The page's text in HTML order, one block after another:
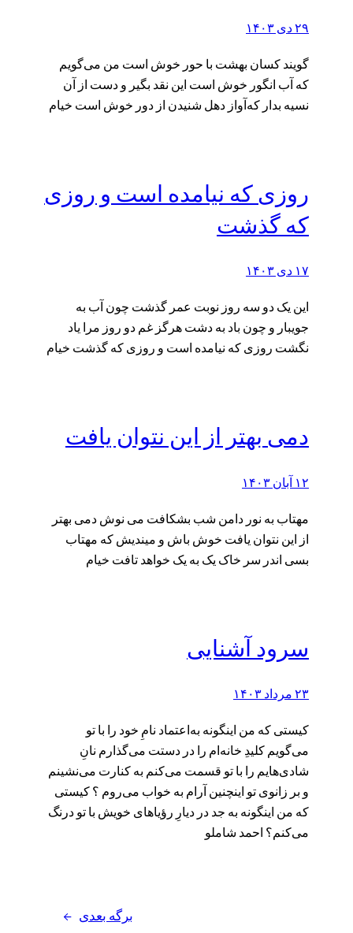
۲۹ دی ۱۴۰۳
گویند کسان بهشت با حور خوش است من می‌گویم
که آب انگور خوش است این نقد بگیر و دست از آن
نسیه بدار که‌آواز دهل شنیدن از دور خوش است خیام
روزی که نیامده است و روزی
که گذشت
۱۷ دی ۱۴۰۳
این یک دو سه روز نوبت عمر گذشت چون آب به
جویبار و چون باد به دشت هرگز غم دو روز مرا یاد
نگشت روزی که نیامده است و روزی که گذشت خیام
دمی بهتر از این نتوان یافت
۱۲ آبان ۱۴۰۳
مهتاب به نور دامن شب بشکافت می نوش دمی بهتر
از این نتوان یافت خوش باش و میندیش که مهتاب
بسی اندر سر خاک یک به یک خواهد تافت خیام
سرود آشنایی
۲۳ مرداد ۱۴۰۳
کیستی که من اینگونه به‌اعتماد نامِ خود را با تو
می‌گویم کلیدِ خانه‌ام را در دستت می‌گذارم نانِ
شادی‌هایم را با تو قسمت می‌کنم به کنارت می‌نشینم
و بر زانوی تو اینچنین آرام به خواب می‌روم ؟ کیستی
که من اینگونه به جد در دیارِ رؤیاهای خویش با تو درنگ
می‌کنم؟ احمد شاملو
برگه بعدی →